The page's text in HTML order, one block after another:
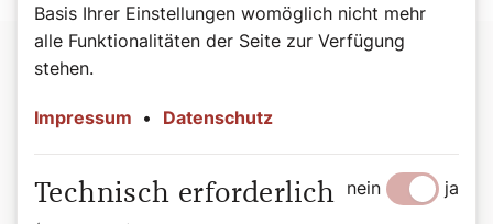
Sternsingen 2025: Gemeinsam Gutes
tun
540 Millionen Euro haben Generationen von Sternsingerinnen
und Sternsingern seit 1954 gesammelt. Im vergangenen Jahr
Basis Ihrer Einstellungen womöglich nicht mehr
alle Funktionalitäten der Seite zur Verfügung
stehen.
Impressum • Datenschutz
Technisch erforderlich nein ja